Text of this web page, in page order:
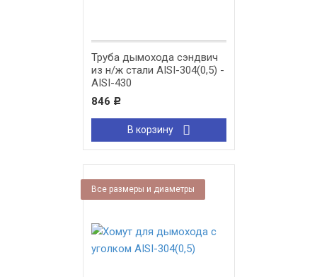
Труба дымохода сэндвич
из н/ж стали AISI-304(0,5) -
AISI-430
846 Р
В корзину
Все размеры и диаметры